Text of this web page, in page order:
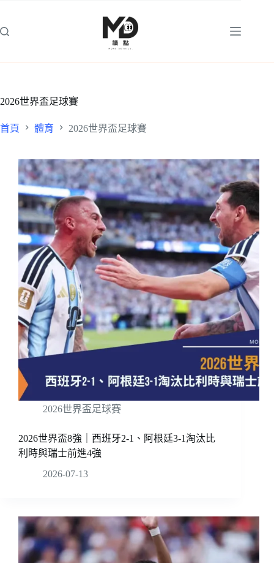
主
2026世界盃足球賽
首頁 體育 2026世界盃足球賽
2026世界盃足球賽
2026世界盃8強｜西班牙2-1、阿根廷3-1淘汰比
利時與瑞士前進4強
2026-07-13